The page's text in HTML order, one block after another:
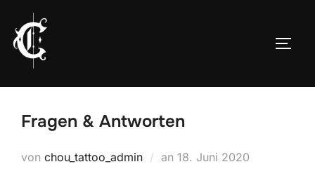
Inhalt
springen
Fragen & Antworten
von chou_tattoo_admin an Veröffentlicht
18. Juni 2020